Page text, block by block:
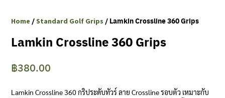
Home /Standard Golf Grips / Lamkin Crossline 360 Grips
Lamkin Crossline 360 Grips
฿380.00
Lamkin Crossline 360 กริประดับทัวร์ ลาย Crossline รอบตัว เหมาะกับ